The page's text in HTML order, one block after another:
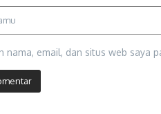
nama, email, dan situs web saya